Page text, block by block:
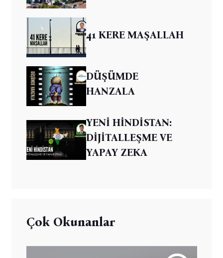
41 KERE MAŞALLAH
DÜŞÜMDE
HANZALA
YENİ HİNDİSTAN:
DİJİTALLEŞME VE
YAPAY ZEKA
Çok Okunanlar